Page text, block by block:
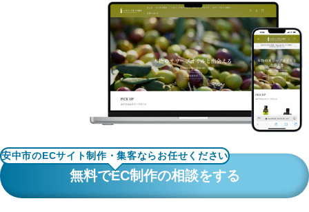
RECRUIT
安中市のECサイト制作・集客ならお任せください
無料でEC制作の相談をする